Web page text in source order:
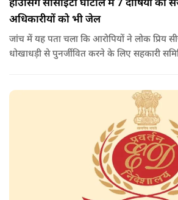
हॉउसिंग सोसाइटी घोटाले में 7 दोषियों को
अधिकारीयों को भी जेल
जांच में यह पता चला कि आरोपियों ने लोक प्रिय
धोखाधड़ी से पुनर्जीवित करने के लिए सहकारी
प्राधिकरण (डीडीए) से भूमि का आवंटन प्राप्त किया.